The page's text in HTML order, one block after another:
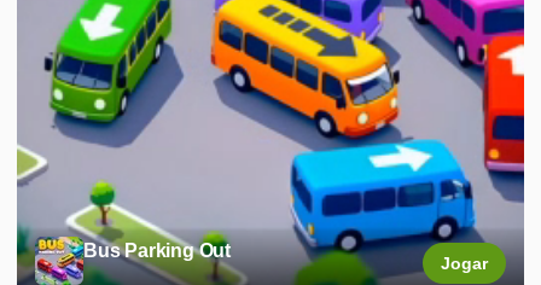
Bus Parking Out
Jogar